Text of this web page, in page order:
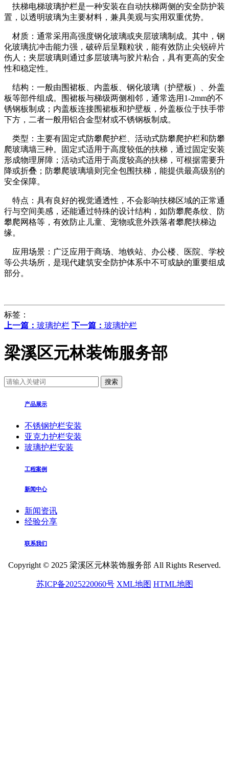
扶梯电梯玻璃护栏是一种安装在自动扶梯两侧的安全防护装
置，以透明玻璃为主要材料，兼具美观与实用双重优势。
材质：通常采用高强度钢化玻璃或夹层玻璃制成。其中，钢
化玻璃抗冲击能力强，破碎后呈颗粒状，能有效防止尖锐碎片
伤人；夹层玻璃则通过多层玻璃与胶片粘合，具有更高的安全
性和稳定性。
结构：一般由围裙板、内盖板、钢化玻璃（护壁板）、外盖
板等部件组成。围裙板与梯级两侧相邻，通常选用1-2mm的不
锈钢板制成；内盖板连接围裙板和护壁板，外盖板位于扶手带
下方，二者一般用铝合金型材或不锈钢板制成。
类型：主要有固定式防攀爬护栏、活动式防攀爬护栏和防攀
爬玻璃墙三种。固定式适用于高度较低的扶梯，通过固定安装
形成物理屏障；活动式适用于高度较高的扶梯，可根据需要升
降或折叠；防攀爬玻璃墙则完全包围扶梯，能提供最高级别的
安全保障。
特点：具有良好的视觉通透性，不会影响扶梯区域的正常通
行与空间美感，还能通过特殊的设计结构，如防攀爬条纹、防
攀爬网格等，有效防止儿童、宠物或意外跌落者攀爬扶梯边
缘。
应用场景：广泛应用于商场、地铁站、办公楼、医院、学校
等公共场所，是现代建筑安全防护体系中不可或缺的重要组成
部分。
标签：
上一篇： 玻璃护栏 下一篇： 玻璃护栏
梁溪区元林装饰服务部
产品展示
不锈钢护栏安装
亚克力护栏安装
玻璃护栏安装
工程案例
新闻中心
新闻资讯
经验分享
联系我们
Copyright © 2025 梁溪区元林装饰服务部 All Rights Reserved.
苏ICP备2025220060号 XML地图 HTML地图